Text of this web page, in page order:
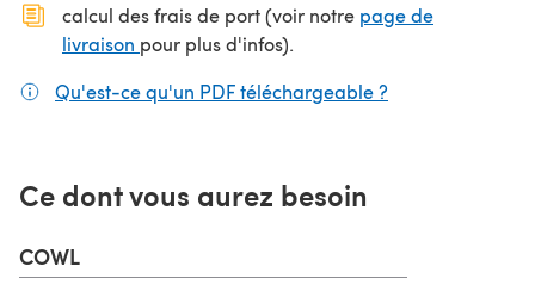
calcul des frais de port (voir notre page de
livraison (s'ouvre dans un nouvel onglet)
pour plus d'infos).
Qu'est-ce qu'un PDF téléchargeable ?
Ce dont vous aurez besoin
COWL